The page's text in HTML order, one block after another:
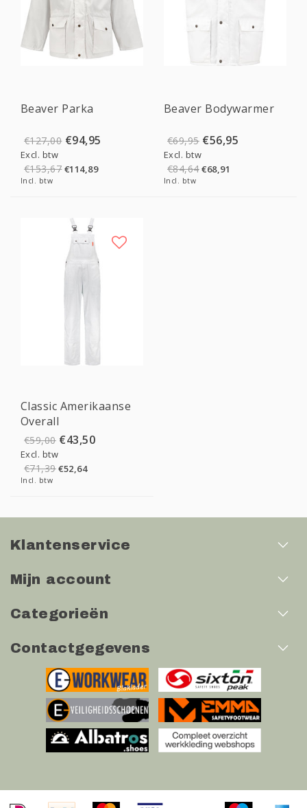
Beaver Parka
€127,00 €94,95
Excl. btw
€153,67 €114,89
Incl. btw
Beaver Bodywarmer
€69,95 €56,95
Excl. btw
€84,64€68,91
Incl. btw
Classic Amerikaanse
Overall
€59,00 €43,50
Excl. btw
€71,39€52,64
Incl. btw
Klantenservice
Mijn account
Categorieën
Contactgegevens